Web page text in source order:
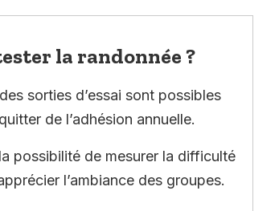
la randonnée ?
sorties d’essai sont possibles
de l’adhésion annuelle.
possibilité de mesurer la difficulté
l’ambiance des groupes.